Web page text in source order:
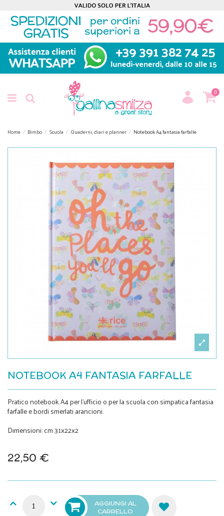
0
Home Bimbo Scuola Quaderni, diari e planner Notebook A4 fantasia farfalle
NOTEBOOK A4 FANTASIA FARFALLE
Pratico notebook A4 per l'ufficio o per la scuola con simpatica fantasia
farfalle e bordi smerlati arancioni.
Dimensioni: cm 31x22x2
22,50 €
AGGIUNGI AL
CARRELLO